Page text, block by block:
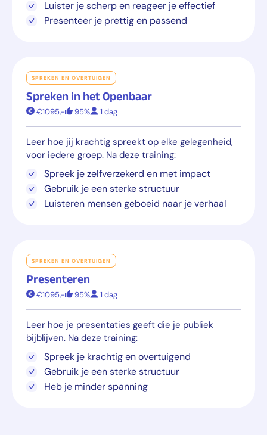
Luister je scherp en reageer je effectief
Presenteer je prettig en passend
SPREKEN EN OVERTUIGEN
Spreken in het Openbaar
€1095,- 95% 1 dag
Leer hoe jij krachtig spreekt op elke gelegenheid,
voor iedere groep. Na deze training:
Spreek je zelfverzekerd en met impact
Gebruik je een sterke structuur
Luisteren mensen geboeid naar je verhaal
SPREKEN EN OVERTUIGEN
Presenteren
€1095,- 95% 1 dag
Leer hoe je presentaties geeft die je publiek
bijblijven. Na deze training:
Spreek je krachtig en overtuigend
Gebruik je een sterke structuur
Heb je minder spanning